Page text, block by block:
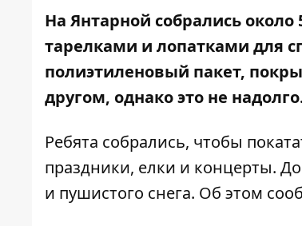
На Янтарной собрались
тарелками и лопатками для
полиэтиленовый пакет,
другом, однако это не
Ребята собрались, чтобы
праздники, елки и концерты.
и пушистого снега. Об этом